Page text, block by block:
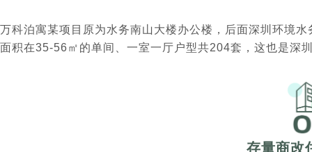
万科泊寓某项目原为水务南山大楼办公楼，后面深圳环境
面积在35-56㎡的单间、一室一厅户型共204套，这也是深
存量商改